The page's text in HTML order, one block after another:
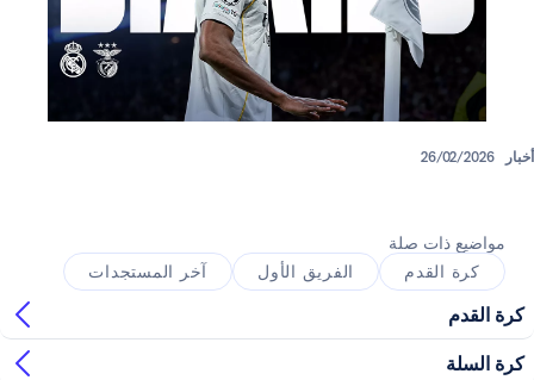
26/
صلة
الفريق الأول آخر المستجدات